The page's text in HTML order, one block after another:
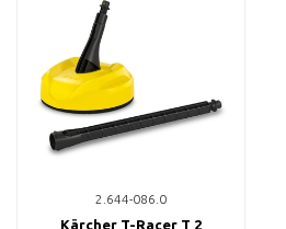
2.644-086.0
Kärcher T-Racer T 2